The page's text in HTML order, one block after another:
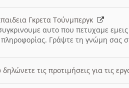
Γκρετα Τούνμπεργκ
αυτο που πετυχαμε
πληροφορίας. Γράψτε τη γνώμη σας
τις προτιμήσεις για τις